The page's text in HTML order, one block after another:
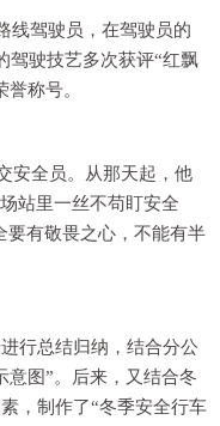
线驾驶员，在驾驶员的
驾驶技艺多次获评“红飘
称号。
安全员。从那天起，他
站里一丝不苟盯安全
要有敬畏之心，不能有半
行总结归纳，结合分公
意图”。后来，又结合冬
，制作了“冬季安全行车